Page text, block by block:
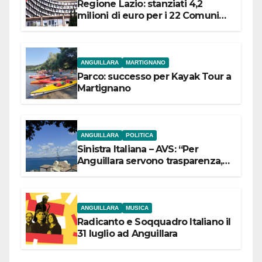
Regione Lazio: stanziati 4,2
milioni di euro per i 22 Comuni
ANGUILLARA MARTIGNANO
Parco: successo per Kayak Tour a
Martignano
ANGUILLARA POLITICA
Sinistra Italiana – AVS: “Per
Anguillara servono trasparenza,
ANGUILLARA MUSICA
Radicanto e Soqquadro Italiano il
31 luglio ad Anguillara